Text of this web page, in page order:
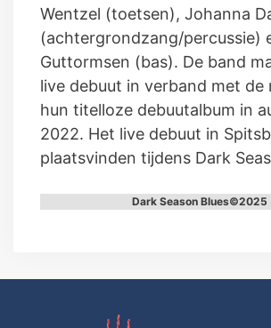
Wentzel (toetsen), Johanna
(achtergrondzang/percussie)
Guttormsen (bas). De band
live debuut in verband met de
hun titelloze debuutalbum in
2022. Het live debuut in
plaatsvinden tijdens Dark
Dark Season Blues©2025